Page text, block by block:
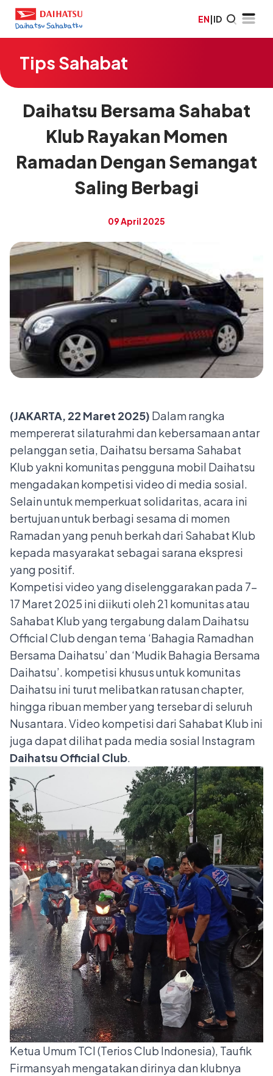
EN|ID
Tips Sahabat
Daihatsu Bersama Sahabat
Klub Rayakan Momen
Ramadan Dengan Semangat
Saling Berbagi
09 April 2025
(JAKARTA, 22 Maret 2025) Dalam rangka
mempererat silaturahmi dan kebersamaan antar
pelanggan setia, Daihatsu bersama Sahabat
Klub yakni komunitas pengguna mobil Daihatsu
mengadakan kompetisi video di media sosial.
Selain untuk memperkuat solidaritas, acara ini
bertujuan untuk berbagi sesama di momen
Ramadan yang penuh berkah dari Sahabat Klub
kepada masyarakat sebagai sarana ekspresi
yang positif.
Kompetisi video yang diselenggarakan pada 7-
17 Maret 2025 ini diikuti oleh 21 komunitas atau
Sahabat Klub yang tergabung dalam Daihatsu
Official Club dengan tema ‘Bahagia Ramadhan
Bersama Daihatsu’ dan ‘Mudik Bahagia Bersama
Daihatsu’. kompetisi khusus untuk komunitas
Daihatsu ini turut melibatkan ratusan chapter,
hingga ribuan member yang tersebar di seluruh
Nusantara. Video kompetisi dari Sahabat Klub ini
juga dapat dilihat pada media sosial Instagram
Daihatsu Official Club.
Ketua Umum TCI (Terios Club Indonesia), Taufik
Firmansyah mengatakan dirinya dan klubnya